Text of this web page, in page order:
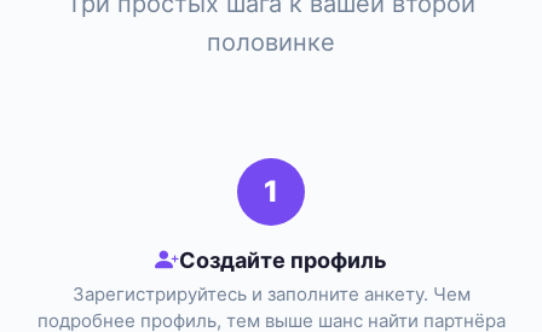
половинке
1
Создайте профиль
Зарегистрируйтесь и заполните анкету. Чем
подробнее профиль, тем выше шанс найти партнёра